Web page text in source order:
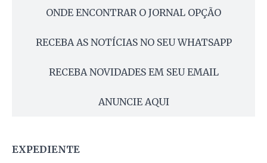
ONDE ENCONTRAR O JORNAL OPÇÃO
RECEBA AS NOTÍCIAS NO SEU WHATSAPP
RECEBA NOVIDADES EM SEU EMAIL
ANUNCIE AQUI
EXPEDIENTE